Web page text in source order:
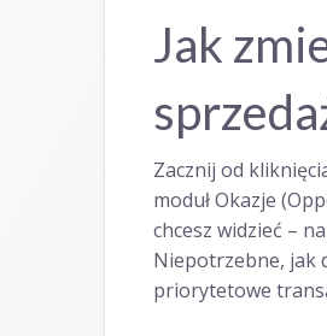
Jak
Zacznij od
moduł Okazje
chcesz widzieć –
Niepotrzebne, jak
priorytetowe